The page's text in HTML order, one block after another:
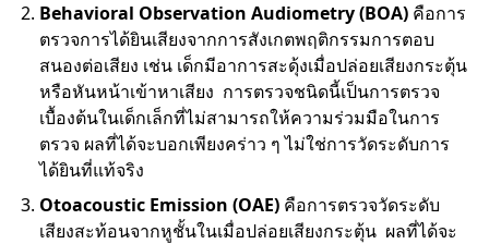
Behavioral Observation Audiometry (BOA) คือการ
ตรวจการได้ยินเสียงจากการสังเกตพฤติกรรมการตอบ
สนองต่อเสียง เช่น เด็กมีอาการสะดุ้งเมื่อปล่อยเสียงกระตุ้น
หรือหันหน้าเข้าหาเสียง การตรวจชนิดนี้เป็นการตรวจ
เบื้องต้นในเด็กเล็กที่ไม่สามารถให้ความร่วมมือในการ
ตรวจ ผลที่ได้จะบอกเพียงคร่าว ๆ ไม่ใช่การวัดระดับการ
ได้ยินที่แท้จริง
Otoacoustic Emission (OAE) คือการตรวจวัดระดับ
เสียงสะท้อนจากหูชั้นในเมื่อปล่อยเสียงกระตุ้น ผลที่ได้จะ